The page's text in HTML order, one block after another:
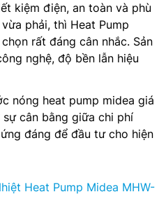
kiệm điện, an toàn và phù
phải, thì Heat Pump
rất đáng cân nhắc. Sản
nghệ, độ bền lẫn hiệu
nóng heat pump midea giá
cân bằng giữa chi phí
đáng để đầu tư cho hiện
Heat Pump Midea MHW-